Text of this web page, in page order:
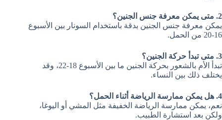
2. متى يمكن معرفة جنس الجنين؟
يمكن معرفة جنس الجنين بدقة باستخدام السونار بين الأسبوع
16-20 من الحمل.
3. متى تبدأ حركة الجنين؟
تبدأ الأم بالشعور بحركة الجنين ما بين الأسبوع 18-22، وقد
يختلف ذلك بين النساء.
4. هل يمكن ممارسة الرياضة أثناء الحمل؟
نعم، يمكن ممارسة الرياضة الخفيفة مثل المشي أو اليوغا،
ولكن بعد استشارة الطبيب.